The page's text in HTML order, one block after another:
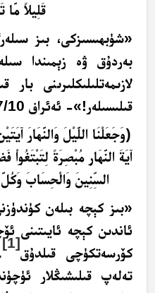
قليلا ما ت
«شۈبھىسىزكى، بىز
بەردۇق ۋە زېمىندا
لازىمەتلىلىكلىرىنى
قىلىسىلەر!»- ئەئراف 7/10.
﴿وَجَعَلْنَا اللَّيْلَ وَالنَّهَارَ
آيَةَ النَّهَارِ مُبْصِرَةً
السِّنِينَ وَالْحِسَابَ
«بىز كېچە بىلەن
ئاندىن كېچە ئايىتىنى
كۆرسەتكۈچى قىلدۇق
[1]
تەلەپ قىلىشىڭلار